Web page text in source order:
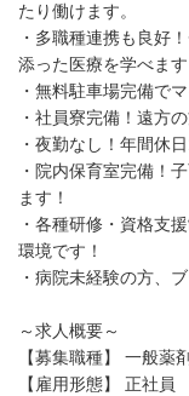
たり働けます。
・多職種連携も良好
添った医療を学べます
・無料駐車場完備で
・社員寮完備！遠方
・夜勤なし！年間休
・院内保育室完備！
ます！
・各種研修・資格支
環境です！
・病院未経験の方、
～求人概要～
【募集職種】 一般薬
【雇用形態】 正社員